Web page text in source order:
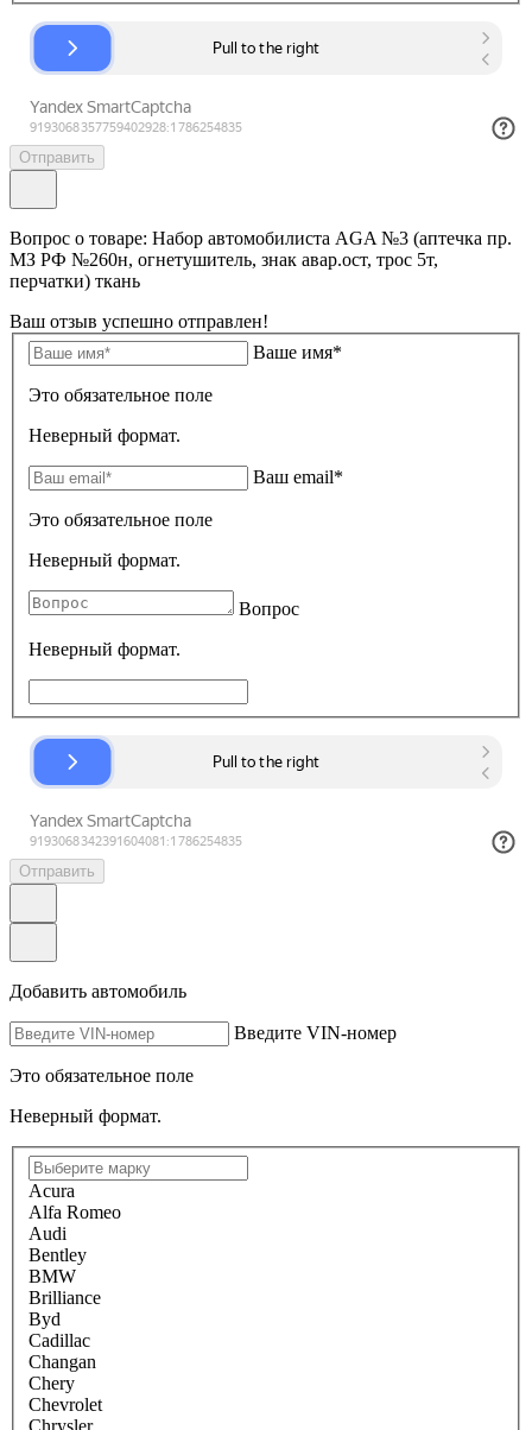
Отправить
Вопрос о товаре: Набор автомобилиста AGA №3 (аптечка пр.
МЗ РФ №260н, огнетушитель, знак авар.ост, трос 5т,
перчатки) ткань
Ваш отзыв успешно отправлен!
Ваше имя*
Это обязательное поле
Неверный формат.
Ваш email*
Это обязательное поле
Неверный формат.
Вопрос
Неверный формат.
Отправить
Добавить автомобиль
Введите VIN-номер
Это обязательное поле
Неверный формат.
Acura
Alfa Romeo
Audi
Bentley
BMW
Brilliance
Byd
Cadillac
Changan
Chery
Chevrolet
Chrysler